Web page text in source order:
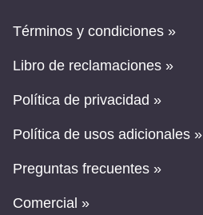
Términos y condiciones »
Libro de reclamaciones »
Política de privacidad »
Política de usos adicionales »
Preguntas frecuentes »
Comercial »